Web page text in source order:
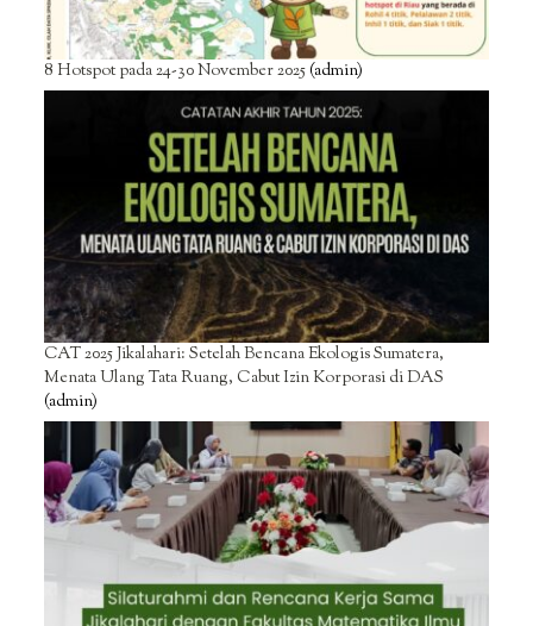
8 Hotspot pada 24-30 November 2025(admin)
CAT 2025 Jikalahari: Setelah Bencana Ekologis Sumatera,
Menata Ulang Tata Ruang, Cabut Izin Korporasi di DAS
(admin)